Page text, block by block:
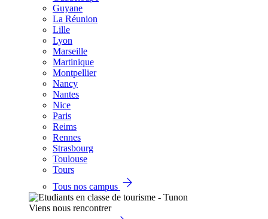
Guyane
La Réunion
Lille
Lyon
Marseille
Martinique
Montpellier
Nancy
Nantes
Nice
Paris
Reims
Rennes
Strasbourg
Toulouse
Tours
Tous nos campus
Viens nous rencontrer